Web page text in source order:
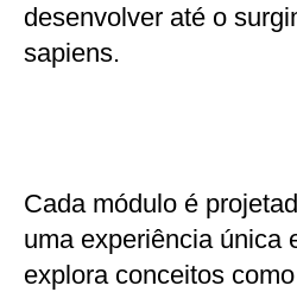
desenvolver até o
sapiens.
Cada módulo é
uma experiência única
explora conceitos